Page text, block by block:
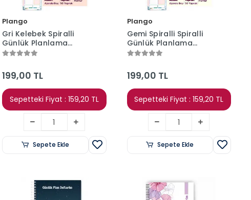
Plango
Gri Kelebek Spiralli
Günlük Planlama
Defteri - 100 Sayfa -
199,00 TL
Sepetteki Fiyat : 159,20 TL
Sepete Ekle
Plango
Gemi Spiralli Spiralli
Günlük Planlama
Defteri - 100 Sayfa -
199,00 TL
Sepetteki Fiyat : 159,20 TL
Sepete Ekle